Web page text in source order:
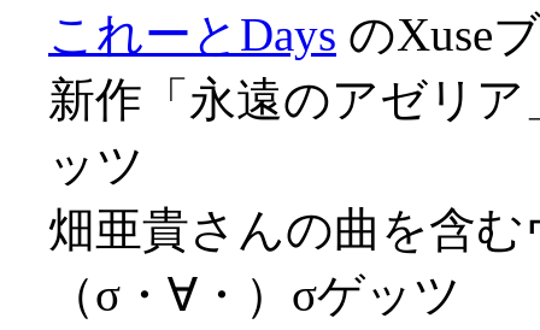
これーとDays のXuse
新作「永遠のアゼリ
ッツ
畑亜貴さんの曲を含
（σ・∀・）σゲッツ